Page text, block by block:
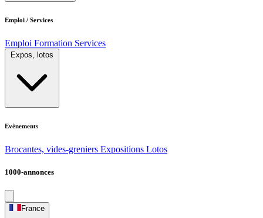
Emploi / Services
Emploi Formation Services
Expos, lotos
Evènements
Brocantes, vides-greniers Expositions Lotos
1000-annonces
France